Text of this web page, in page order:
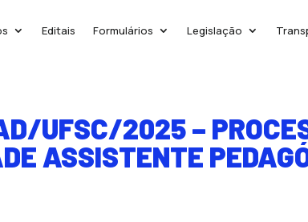
Editais Formulários Legislação
UFSC/2025 –
ASSISTENTE